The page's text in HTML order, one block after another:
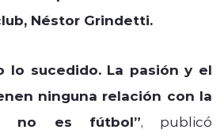
Néstor Grindetti.
lo sucedido. La pasión y el
ninguna relación con la
no es fútbol”, publicó